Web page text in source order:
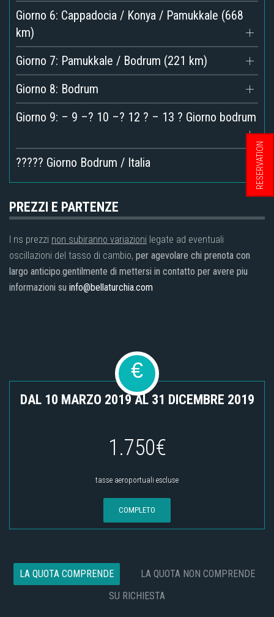
Giorno 6: Cappadocia / Konya / Pamukkale (668
km)
Giorno 7: Pamukkale / Bodrum (221 km)
Giorno 8: Bodrum
Giorno 9: – 9 –? 10 –? 12 ? – 13 ? Giorno bodrum
????? Giorno Bodrum / Italia
PREZZI E PARTENZE
I ns prezzi non subiranno variazioni legate ad eventuali
oscillazioni del tasso di cambio, per agevolare chi prenota con
largo anticipo.gentilmente di mettersi in contatto per avere piu
informazioni su info@bellaturchia.com
€
DAL 10 MARZO 2019 AL 31 DICEMBRE 2019
1.750€
tasse aeroportuali escluse
COMPLETO
LA QUOTA COMPRENDE
LA QUOTA NON COMPRENDE
SU RICHIESTA
RESERVATION